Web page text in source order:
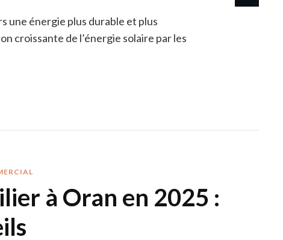
une énergie plus durable et plus
croissante de l’énergie solaire par les
à Oran en 2025 :